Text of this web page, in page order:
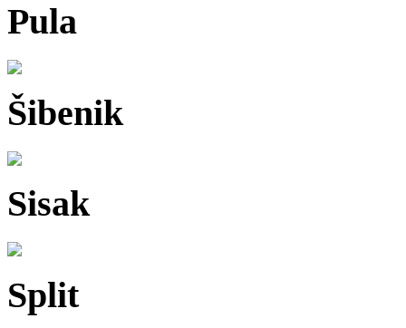
Pula
Šibenik
Sisak
Split